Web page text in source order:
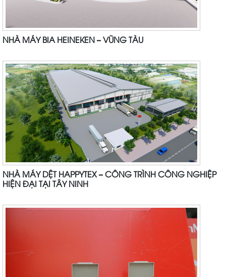
NHÀ MÁY BIA HEINEKEN – VŨNG TÀU
NHÀ MÁY DỆT HAPPYTEX – CÔNG TRÌNH CÔNG NGHIỆP
HIỆN ĐẠI TẠI TÂY NINH